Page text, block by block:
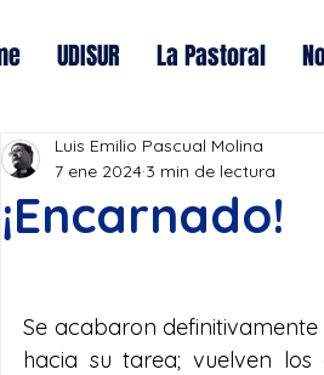
UDISUR La Pastoral
¡Encarnado!
Luis Emilio Pascual Molina
7 ene 2024 3 min de lectura
Se acabaron
hacia su tarea; vuelven